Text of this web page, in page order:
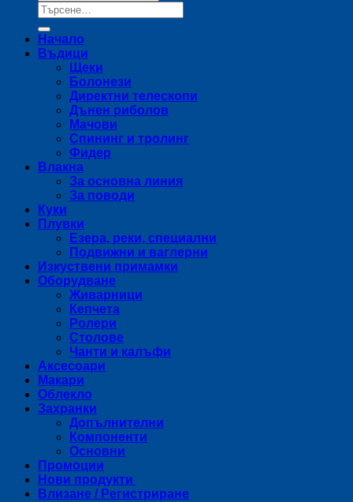
Търсене
за:
Начало
Въдици
Щеки
Болонези
Директни телескопи
Дънен риболов
Мачови
Спининг и тролинг
Фидер
Влакна
За основна линия
За поводи
Куки
Плувки
Езера, реки, специални
Подвижни и ваглерни
Изкуствени примамки
Оборудване
Живарници
Кепчета
Ролери
Столове
Чанти и калъфи
Аксесоари
Макари
Облекло
Захранки
Допълнителни
Компоненти
Основни
Промоции
Нови продукти
Влизане / Регистриране